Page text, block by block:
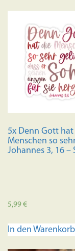
5x Denn Gott
Menschen so
Johannes 3, 16 –
5,99€
In den Warenkorb